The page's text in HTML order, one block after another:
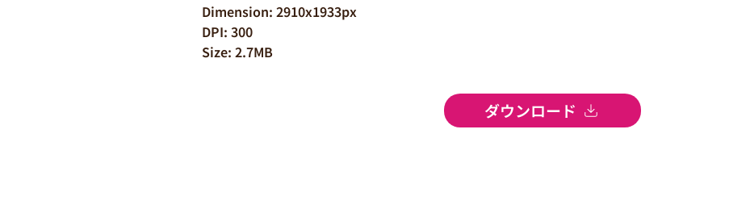
Dimension: 2910x1933px
DPI: 300
Size: 2.7MB
ダウンロード